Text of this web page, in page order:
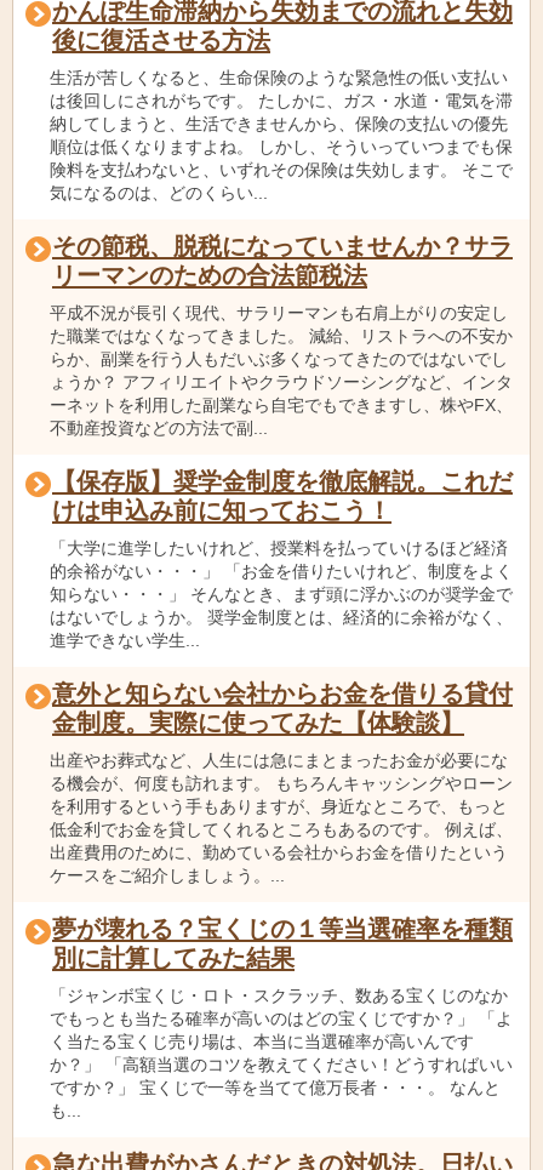
かんぽ生命滞納から失効までの流れと失効
後に復活させる方法
生活が苦しくなると、生命保険のような緊急性の低い支払い
は後回しにされがちです。 たしかに、ガス・水道・電気を滞
納してしまうと、生活できませんから、保険の支払いの優先
順位は低くなりますよね。 しかし、そういっていつまでも保
険料を支払わないと、いずれその保険は失効します。 そこで
気になるのは、どのくらい...
その節税、脱税になっていませんか？サラ
リーマンのための合法節税法
平成不況が長引く現代、サラリーマンも右肩上がりの安定し
た職業ではなくなってきました。 減給、リストラへの不安か
らか、副業を行う人もだいぶ多くなってきたのではないでし
ょうか？ アフィリエイトやクラウドソーシングなど、インタ
ーネットを利用した副業なら自宅でもできますし、株やFX、
不動産投資などの方法で副...
【保存版】奨学金制度を徹底解説。これだ
けは申込み前に知っておこう！
「大学に進学したいけれど、授業料を払っていけるほど経済
的余裕がない・・・」 「お金を借りたいけれど、制度をよく
知らない・・・」 そんなとき、まず頭に浮かぶのが奨学金で
はないでしょうか。 奨学金制度とは、経済的に余裕がなく、
進学できない学生...
意外と知らない会社からお金を借りる貸付
金制度。実際に使ってみた【体験談】
出産やお葬式など、人生には急にまとまったお金が必要にな
る機会が、何度も訪れます。 もちろんキャッシングやローン
を利用するという手もありますが、身近なところで、もっと
低金利でお金を貸してくれるところもあるのです。 例えば、
出産費用のために、勤めている会社からお金を借りたという
ケースをご紹介しましょう。...
夢が壊れる？宝くじの１等当選確率を種類
別に計算してみた結果
「ジャンボ宝くじ・ロト・スクラッチ、数ある宝くじのなか
でもっとも当たる確率が高いのはどの宝くじですか？」 「よ
く当たる宝くじ売り場は、本当に当選確率が高いんです
か？」 「高額当選のコツを教えてください！どうすればいい
ですか？」 宝くじで一等を当てて億万長者・・・。 なんと
も...
急な出費がかさんだときの対処法。日払い